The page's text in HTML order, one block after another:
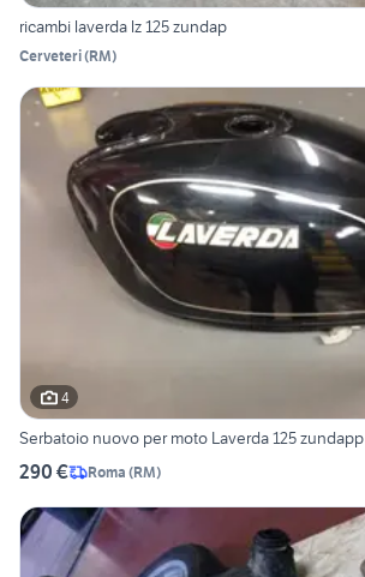
ricambi laverda lz 125 zundap
Cerveteri(RM)
4
Serbatoio nuovo per moto Laverda 125 zundapp
290 € Roma (RM)